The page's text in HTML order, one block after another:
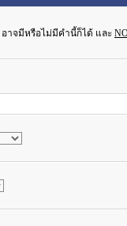
อาจมีหรือไม่มีคำนี้ก็ได้ และ